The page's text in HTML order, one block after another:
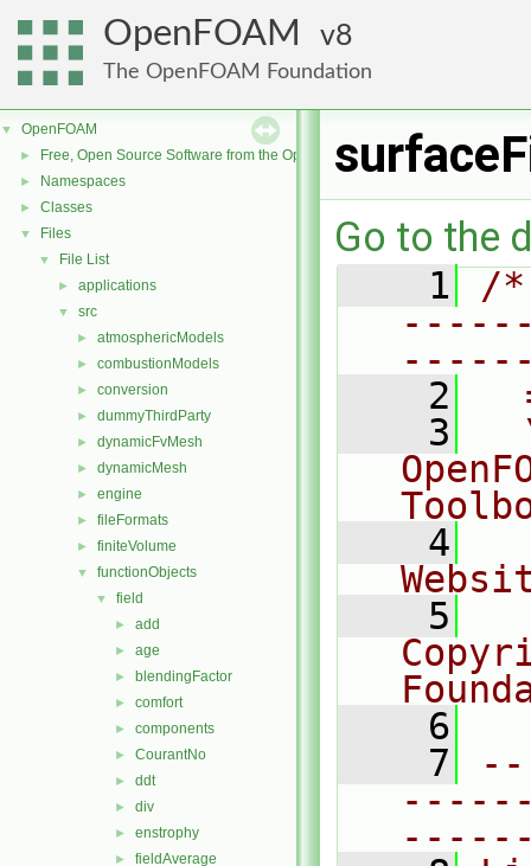
OpenFOAM 8
The OpenFOAM Foundation
▼ OpenFOAM
► Free, Open Source Software from the OpenFOAM Foundation
► Namespaces
► Classes
▼ Files
▼ File List
► applications
▼ src
► atmosphericModels
► combustionModels
► conversion
► dummyThirdParty
► dynamicFvMesh
► dynamicMesh
► engine
► fileFormats
► finiteVolume
▼ functionObjects
▼ field
► add
► age
► blendingFactor
► comfort
► components
► CourantNo
► ddt
► div
► enstrophy
► fieldAverage
Go to the
    1
/
    2
    3
    4
    5
    6
    7